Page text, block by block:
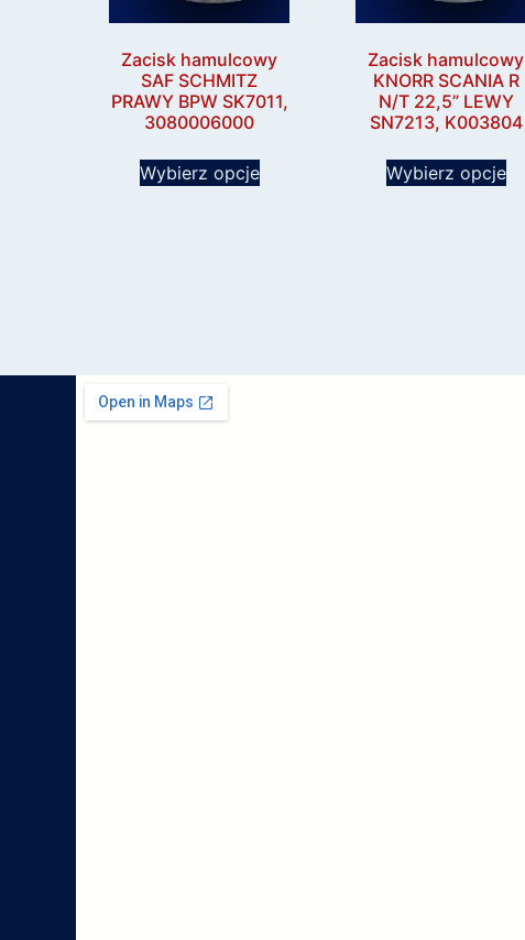
Zacisk hamulcowy
SAF SCHMITZ
PRAWY BPW SK7011,
3080006000
Wybierz opcje
Zacisk hamulcowy
KNORR SCANIA R
N/T 22,5” LEWY
SN7213, K003804
Wybierz opcje